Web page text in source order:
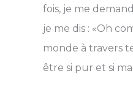
fois, je me
je me dis : «Oh
monde à travers
être si pur et si